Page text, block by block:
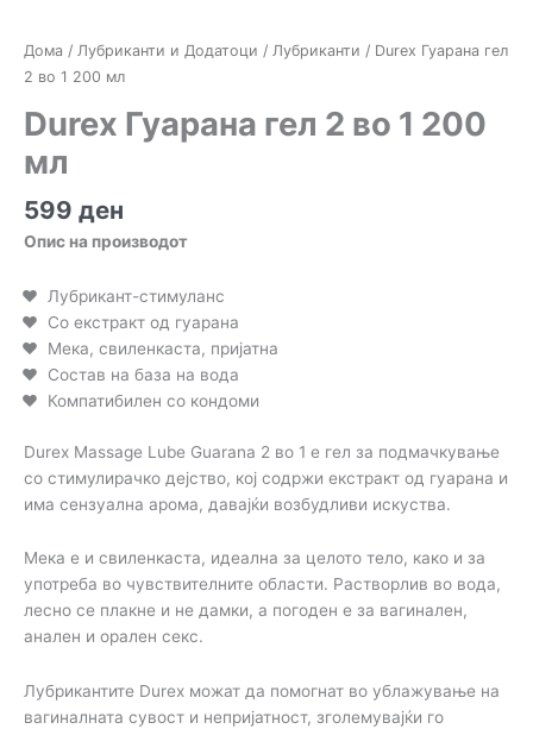
Дома / Лубриканти и Додатоци / Лубриканти / Durex Гуарана гел
2 во 1 200 мл
Durex Гуарана гел 2 во 1 200
мл
599 ден
Опис на производот
Лубрикант-стимуланс
Со екстракт од гуарана
Мека, свиленкаста, пријатна
Состав на база на вода
Компатибилен со кондоми
Durex Massage Lube Guarana 2 во 1 е гел за подмачкување
со стимулирачко дејство, кој содржи екстракт од гуарана и
има сензуална арома, давајќи возбудливи искуства.
Мека е и свиленкаста, идеална за целото тело, како и за
употреба во чувствителните области. Растворлив во вода,
лесно се плакне и не дамки, а погоден е за вагинален,
анален и орален секс.
Лубрикантите Durex можат да помогнат во ублажување на
вагиналната сувост и непријатност, зголемувајќи го